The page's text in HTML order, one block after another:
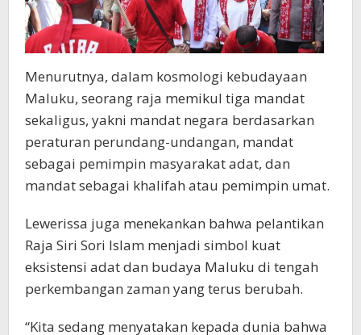
Menurutnya, dalam kosmologi kebudayaan
Maluku, seorang raja memikul tiga mandat
sekaligus, yakni mandat negara berdasarkan
peraturan perundang-undangan, mandat
sebagai pemimpin masyarakat adat, dan
mandat sebagai khalifah atau pemimpin umat.
Lewerissa juga menekankan bahwa pelantikan
Raja Siri Sori Islam menjadi simbol kuat
eksistensi adat dan budaya Maluku di tengah
perkembangan zaman yang terus berubah.
“Kita sedang menyatakan kepada dunia bahwa